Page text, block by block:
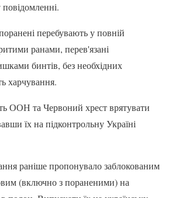
перебувають у повній
ранами, перев'язані
бинтів, без необхідних
харчування.
ООН та Червоний хрест врятувати
їх на підконтрольну Україні
раніше пропонувало заблокованим
(включно з пораненими) на